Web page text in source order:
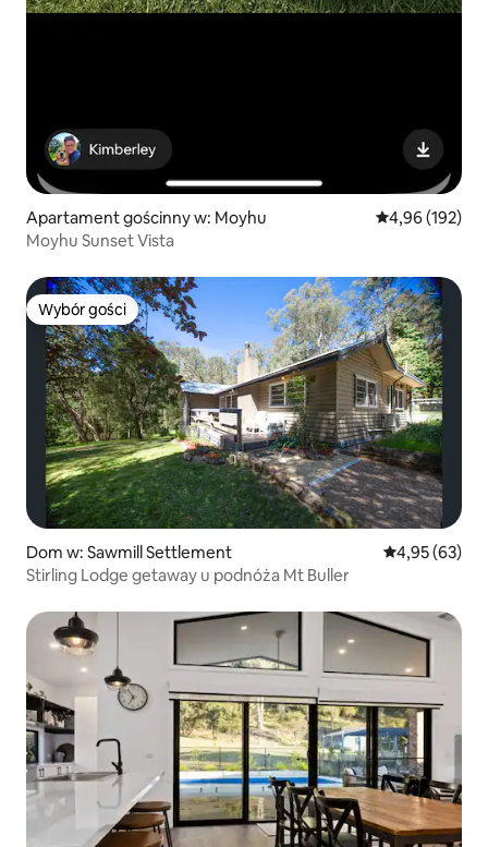
Apartament gościnny w: Moyhu Średnia
4,96 (192)
Moyhu Sunset Vista
Wybór gości
Wybór gości
Dom w: Sawmill Settlement Średnia
4,95 (63)
Stirling Lodge getaway u podnóża Mt Buller